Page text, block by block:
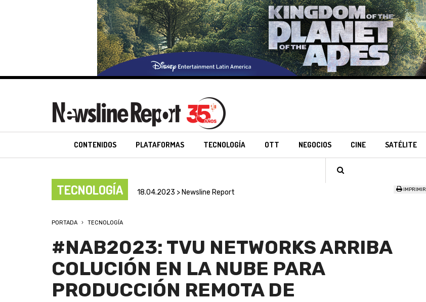
CONTENIDOS PLATAFORMAS TECNOLOGÍA OTT NEGOCIOS CINE SATÉLITE
TECNOLOGÍA 18.04.2023 > Newsline Report IMPRIMIR
PORTADA TECNOLOGÍA
#NAB2023: TVU NETWORKS ARRIBA
COLUCIÓN EN LA NUBE PARA
PRODUCCIÓN REMOTA DE